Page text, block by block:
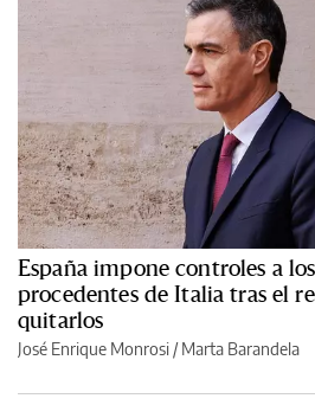
España impone controles a
procedentes de Italia tras el
quitarlos
José Enrique Monrosi / Marta Barandela